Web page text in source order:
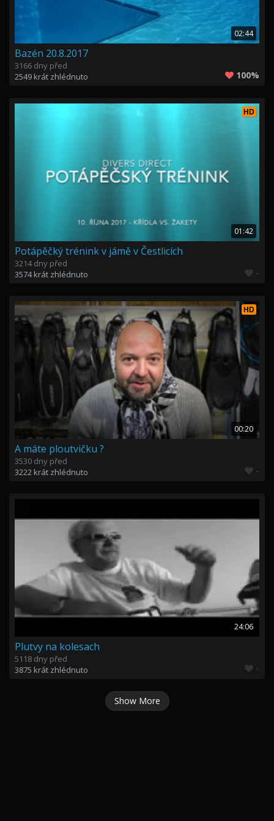
02:44
Bazén 20.8.2017
3166 dny před
2549 krát zhlédnuto
100%
HD
01:42
Potápěčký trénink v jámě v Čestlicích
3214 dny před
3574 krát zhlédnuto
-
HD
00:20
A máte ploutvičku ?
3530 dny před
3222 krát zhlédnuto
-
24:06
Plutvy na kolesach
5118 dny před
3875 krát zhlédnuto
-
Show More